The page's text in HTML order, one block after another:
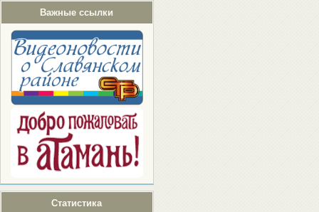
Важные ссылки
Статистика